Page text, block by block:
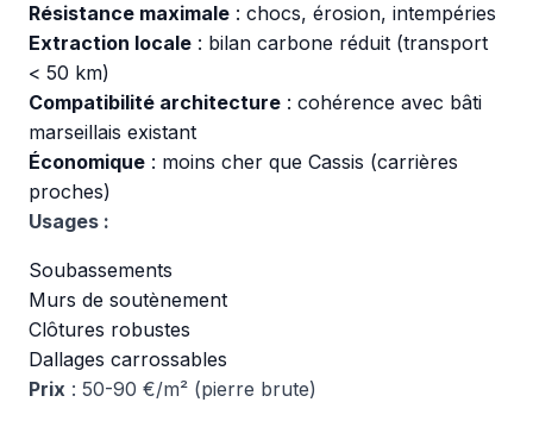
Résistance maximale : chocs, érosion, intempéries
Extraction locale : bilan carbone réduit (transport
< 50 km)
Compatibilité architecture : cohérence avec bâti
marseillais existant
Économique : moins cher que Cassis (carrières
proches)
Usages :
Soubassements
Murs de soutènement
Clôtures robustes
Dallages carrossables
Prix : 50-90 €/m² (pierre brute)